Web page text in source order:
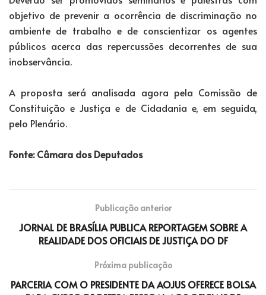
objetivo de prevenir a ocorrência de discriminação no
ambiente de trabalho e de conscientizar os agentes
públicos acerca das repercussões decorrentes de sua
inobservância.
A proposta será analisada agora pela Comissão de
Constituição e Justiça e de Cidadania e, em seguida,
pelo Plenário.
Fonte: Câmara dos Deputados
Publicação anterior
JORNAL DE BRASÍLIA PUBLICA REPORTAGEM SOBRE A
REALIDADE DOS OFICIAIS DE JUSTIÇA DO DF
Próxima publicação
PARCERIA COM O PRESIDENTE DA AOJUS OFERECE BOLSA